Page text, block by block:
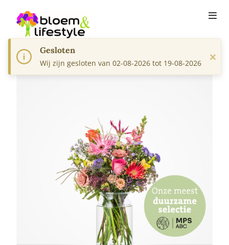
Gesloten
Wij zijn gesloten van 02-08-2026 tot 19-08-2026 ×